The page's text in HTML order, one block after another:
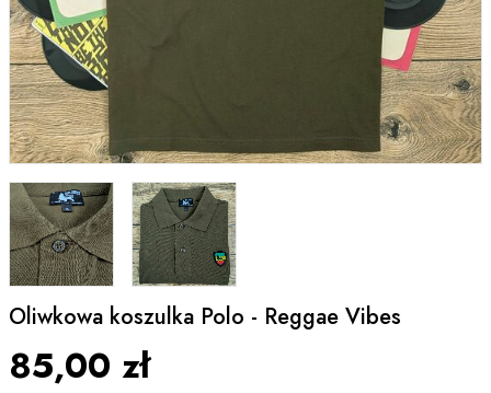
Oliwkowa koszulka Polo - Reggae Vibes
85,00 zł